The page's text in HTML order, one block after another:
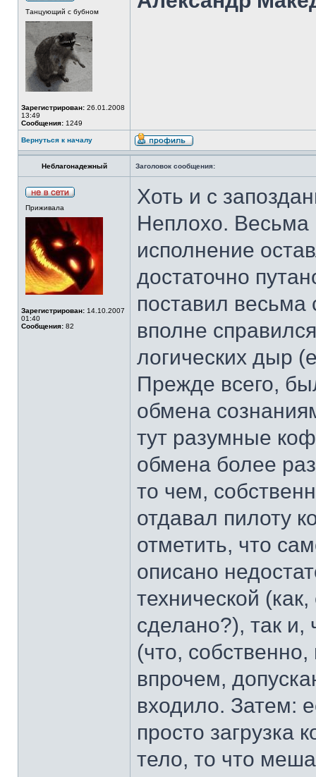
Танцующий с бубном
Зарегистрирован: 26.01.2008
13:49
Сообщения: 1249
Вернуться к началу
Неблагонадежный Заголовок сообщения:
Приживала
Зарегистрирован: 14.10.2007
01:40
Сообщения: 82
Хоть и с
Неплохо.
исполнение
достаточно
поставил
вполне
логических дыр
Прежде всего,
обмена
тут разумные
обмена более
то чем,
отдавал пилоту
отметить, что
описано
технической
сделано?), так
(что,
впрочем,
входило. Затем:
просто загрузка
тело, то что